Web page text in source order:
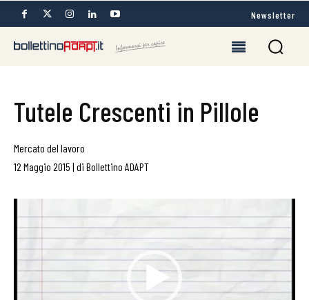
Newsletter
Tutele Crescenti in Pillole
Mercato del lavoro
12 Maggio 2015 | di Bollettino ADAPT
Player